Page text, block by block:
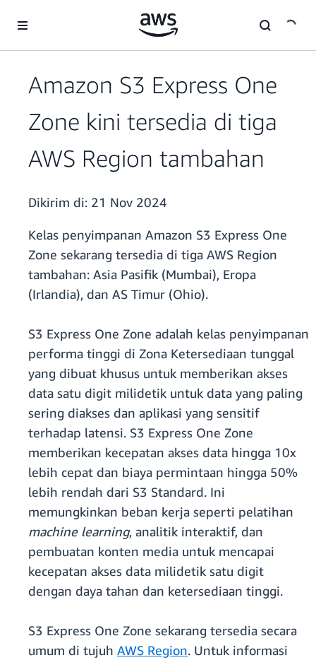
Amazon S3 Express One
Zone kini tersedia di tiga
AWS Region tambahan
Dikirim di: 21 Nov 2024
Kelas penyimpanan Amazon S3 Express One
Zone sekarang tersedia di tiga AWS Region
tambahan: Asia Pasifik (Mumbai), Eropa
(Irlandia), dan AS Timur (Ohio).
S3 Express One Zone adalah kelas penyimpanan
performa tinggi di Zona Ketersediaan tunggal
yang dibuat khusus untuk memberikan akses
data satu digit milidetik untuk data yang paling
sering diakses dan aplikasi yang sensitif
terhadap latensi. S3 Express One Zone
memberikan kecepatan akses data hingga 10x
lebih cepat dan biaya permintaan hingga 50%
lebih rendah dari S3 Standard. Ini
memungkinkan beban kerja seperti pelatihan
machine learning, analitik interaktif, dan
pembuatan konten media untuk mencapai
kecepatan akses data milidetik satu digit
dengan daya tahan dan ketersediaan tinggi.
S3 Express One Zone sekarang tersedia secara
umum di tujuh AWS Region. Untuk informasi